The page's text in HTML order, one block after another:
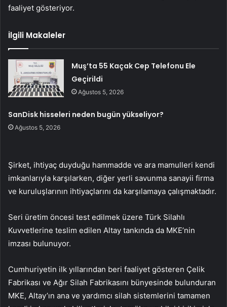
faaliyet gösteriyor.
İlgili Makaleler
Muş’ta 55 Kaçak Cep Telefonu Ele
Geçirildi
Ağustos 5, 2026
SanDisk hisseleri neden bugün yükseliyor?
Ağustos 5, 2026
Şirket, ihtiyaç duyduğu hammadde ve ara mamulleri kendi
imkanlarıyla karşılarken, diğer yerli savunma sanayii firma
ve kuruluşlarının ihtiyaçlarını da karşılamaya çalışmaktadır.
Seri üretim öncesi test edilmek üzere Türk Silahlı
Kuvvetlerine teslim edilen Altay tankında da MKE’nin
imzası bulunuyor.
Cumhuriyetin ilk yıllarından beri faaliyet gösteren Çelik
Fabrikası ve Ağır Silah Fabrikasını bünyesinde bulunduran
MKE, Altay’ın ana ve yardımcı silah sistemlerini tamamen